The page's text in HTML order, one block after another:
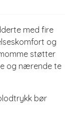
med fire
og
støtter
og nærende te
bør